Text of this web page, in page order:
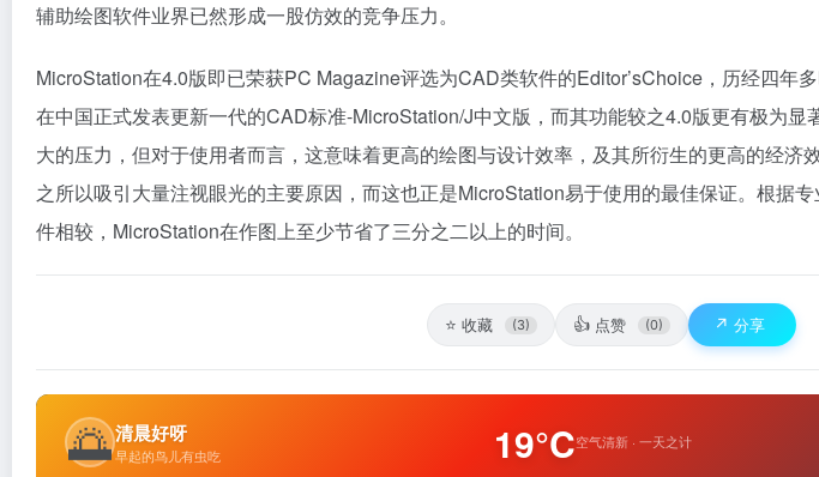
辅助绘图软件业界已然形成一股仿效的竞争压力。
MicroStation在4.0版即已荣获PC Magazine评选为CAD类软件的Editor’sChoice，历经四年
在中国正式发表更新一代的CAD标准-MicroStation/J中文版，而其功能较之4.0版更有极为
大的压力，但对于使用者而言，这意味着更高的绘图与设计效率，及其所衍生的更高的经济
之所以吸引大量注视眼光的主要原因，而这也正是MicroStation易于使用的最佳保证。根据
件相较，MicroStation在作图上至少节省了三分之二以上的时间。
⭐ 收藏 (3) 👍 点赞 (0) ↗️ 分享
🌅清晨好呀
早起的鸟儿有虫吃 19°C空气清新 · 一天之计